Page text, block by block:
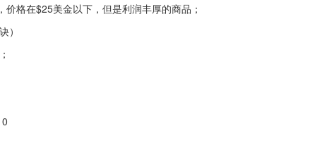
价格在$25美金以下，但是利润丰厚的商品；
）